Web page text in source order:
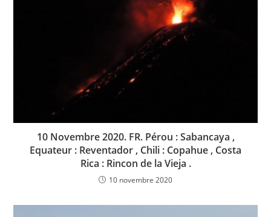
10 Novembre 2020. FR. Pérou : Sabancaya ,
Equateur : Reventador , Chili : Copahue , Costa
Rica : Rincon de la Vieja .
10 novembre 2020